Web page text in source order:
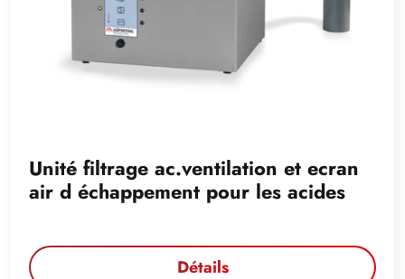
Unité filtrage ac.ventilation et ecran
air d échappement pour les acides
Détails